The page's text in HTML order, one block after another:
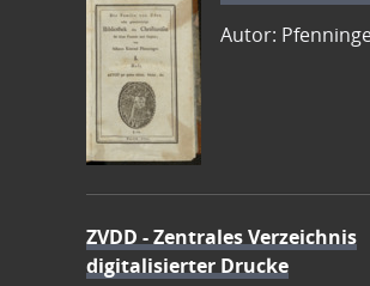
Autor:
ZVDD - Zentrales Verzeichnis
digitalisierter Drucke